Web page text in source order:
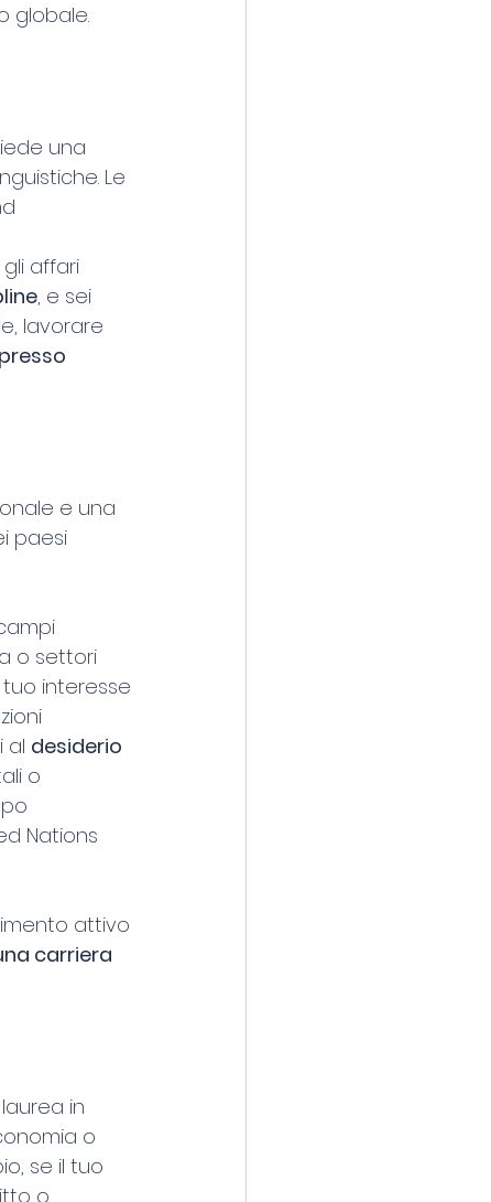
globale.
una
Le
affari
, e sei
lavorare
e una
paesi
o settori
interesse
al desiderio
o
Nations
attivo
carriera
in
o
se il tuo
o